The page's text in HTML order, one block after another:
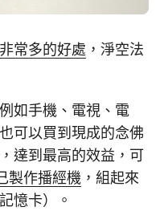
常多的好處 ，淨空法
如手機、電視、電
可以買到現成的念佛
達到最高的效益，可
製作播經機 ，組起來
憶卡）。